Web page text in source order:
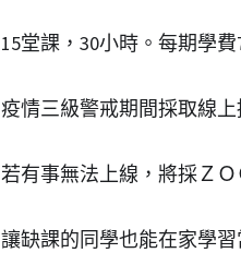
15堂課，30小時。每期學費
疫情三級警戒期間採取線上
若有事無法上線，將採ＺＯ
讓缺課的同學也能在家學習